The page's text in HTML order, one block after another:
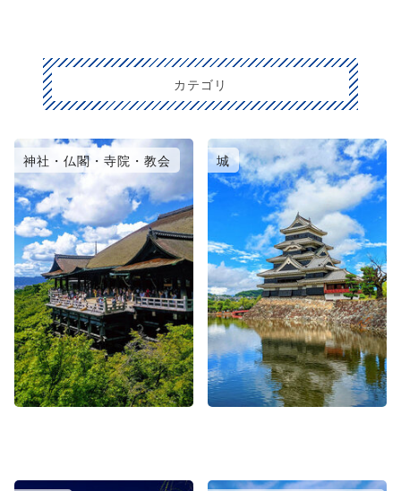
カテゴリ
神社・仏閣・寺院・教会 城